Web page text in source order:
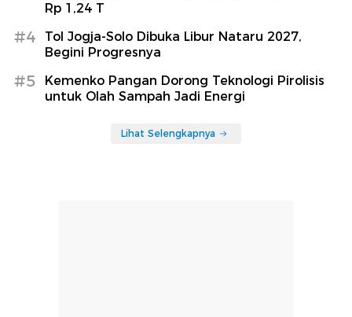
Rp 1,24 T
#4
Tol Jogja-Solo Dibuka Libur Nataru 2027,
Begini Progresnya
#5
Kemenko Pangan Dorong Teknologi Pirolisis
untuk Olah Sampah Jadi Energi
Lihat Selengkapnya